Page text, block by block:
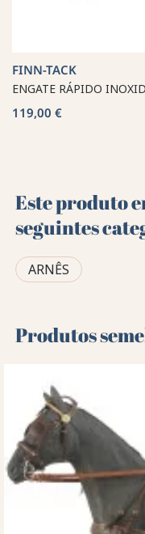
FINN-TACK
ENGATE RÁPIDO
119,00 €
Este produto
seguintes
ARNÊS
Produtos